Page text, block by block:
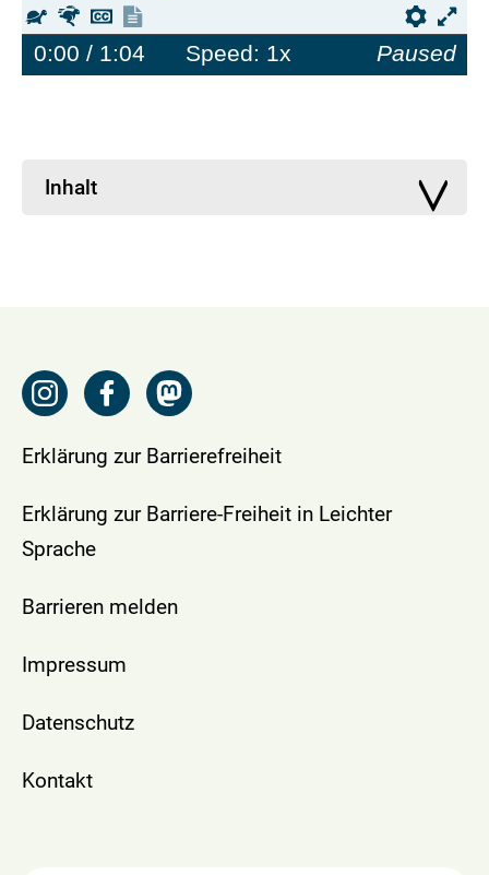
SlowerFaster
Hide
captionstranscript
0:00 / 1:04 Speed: 1x Paused
Inhalt
Erklärung zur Barrierefreiheit
Erklärung zur Barriere-Freiheit in Leichter
Sprache
Barrieren melden
Impressum
Datenschutz
Kontakt